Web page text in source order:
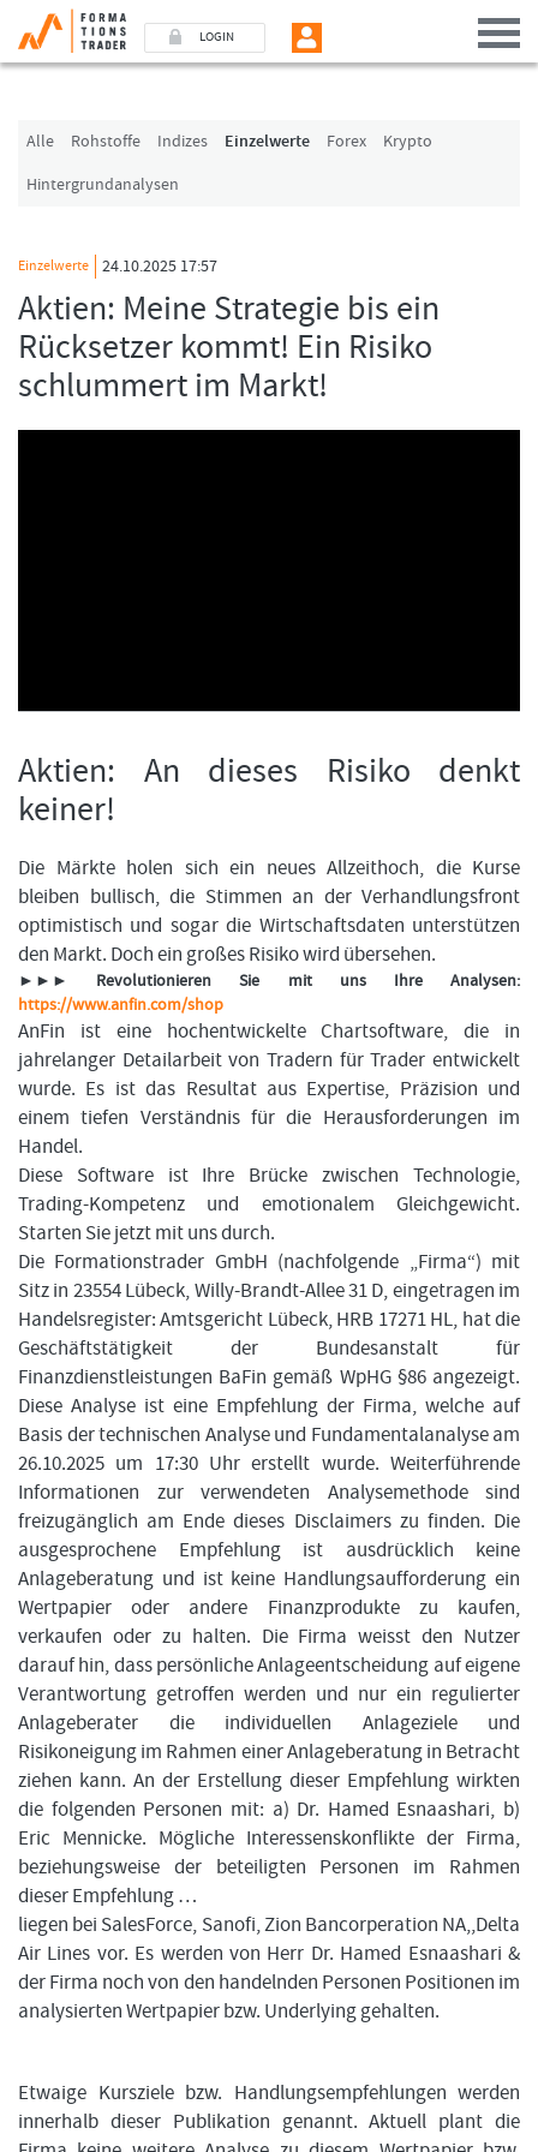
LOGIN
Alle Rohstoffe Indizes Einzelwerte Forex
Krypto
Hintergrundanalysen
Einzelwerte 24.10.2025 17:57
Aktien: Meine Strategie bis ein
Rücksetzer kommt! Ein Risiko
schlummert im Markt!
Aktien: An dieses Risiko denkt
keiner!
Die Märkte holen sich ein neues Allzeithoch, die Kurse
bleiben bullisch, die Stimmen an der Verhandlungsfront
optimistisch und sogar die Wirtschaftsdaten unterstützen
den Markt. Doch ein großes Risiko wird übersehen.
►►► Revolutionieren Sie mit uns Ihre Analysen:
https://www.anfin.com/shop
AnFin ist eine hochentwickelte Chartsoftware, die in
jahrelanger Detailarbeit von Tradern für Trader entwickelt
wurde. Es ist das Resultat aus Expertise, Präzision und
einem tiefen Verständnis für die Herausforderungen im
Handel.
Diese Software ist Ihre Brücke zwischen Technologie,
Trading-Kompetenz und emotionalem Gleichgewicht.
Starten Sie jetzt mit uns durch.
Die Formationstrader GmbH (nachfolgende „Firma“) mit
Sitz in 23554 Lübeck, Willy-Brandt-Allee 31 D, eingetragen im
Handelsregister: Amtsgericht Lübeck, HRB 17271 HL, hat die
Geschäftstätigkeit der Bundesanstalt für
Finanzdienstleistungen BaFin gemäß WpHG §86 angezeigt.
Diese Analyse ist eine Empfehlung der Firma, welche auf
Basis der technischen Analyse und Fundamentalanalyse am
26.10.2025 um 17:30 Uhr erstellt wurde. Weiterführende
Informationen zur verwendeten Analysemethode sind
freizugänglich am Ende dieses Disclaimers zu finden. Die
ausgesprochene Empfehlung ist ausdrücklich keine
Anlageberatung und ist keine Handlungsaufforderung ein
Wertpapier oder andere Finanzprodukte zu kaufen,
verkaufen oder zu halten. Die Firma weisst den Nutzer
darauf hin, dass persönliche Anlageentscheidung auf eigene
Verantwortung getroffen werden und nur ein regulierter
Anlageberater die individuellen Anlageziele und
Risikoneigung im Rahmen einer Anlageberatung in Betracht
ziehen kann. An der Erstellung dieser Empfehlung wirkten
die folgenden Personen mit: a) Dr. Hamed Esnaashari, b)
Eric Mennicke. Mögliche Interessenskonflikte der Firma,
beziehungsweise der beteiligten Personen im Rahmen
dieser Empfehlung …
liegen bei SalesForce, Sanofi, Zion Bancorperation NA,,Delta
Air Lines vor. Es werden von Herr Dr. Hamed Esnaashari &
der Firma noch von den handelnden Personen Positionen im
analysierten Wertpapier bzw. Underlying gehalten.
Etwaige Kursziele bzw. Handlungsempfehlungen werden
innerhalb dieser Publikation genannt. Aktuell plant die
Benutzer (E-Mail-Adresse in Kleinschrift)
Angemeldet bleiben
LOGIN
Passwort vergessen
Ich bin neu, und jetzt?